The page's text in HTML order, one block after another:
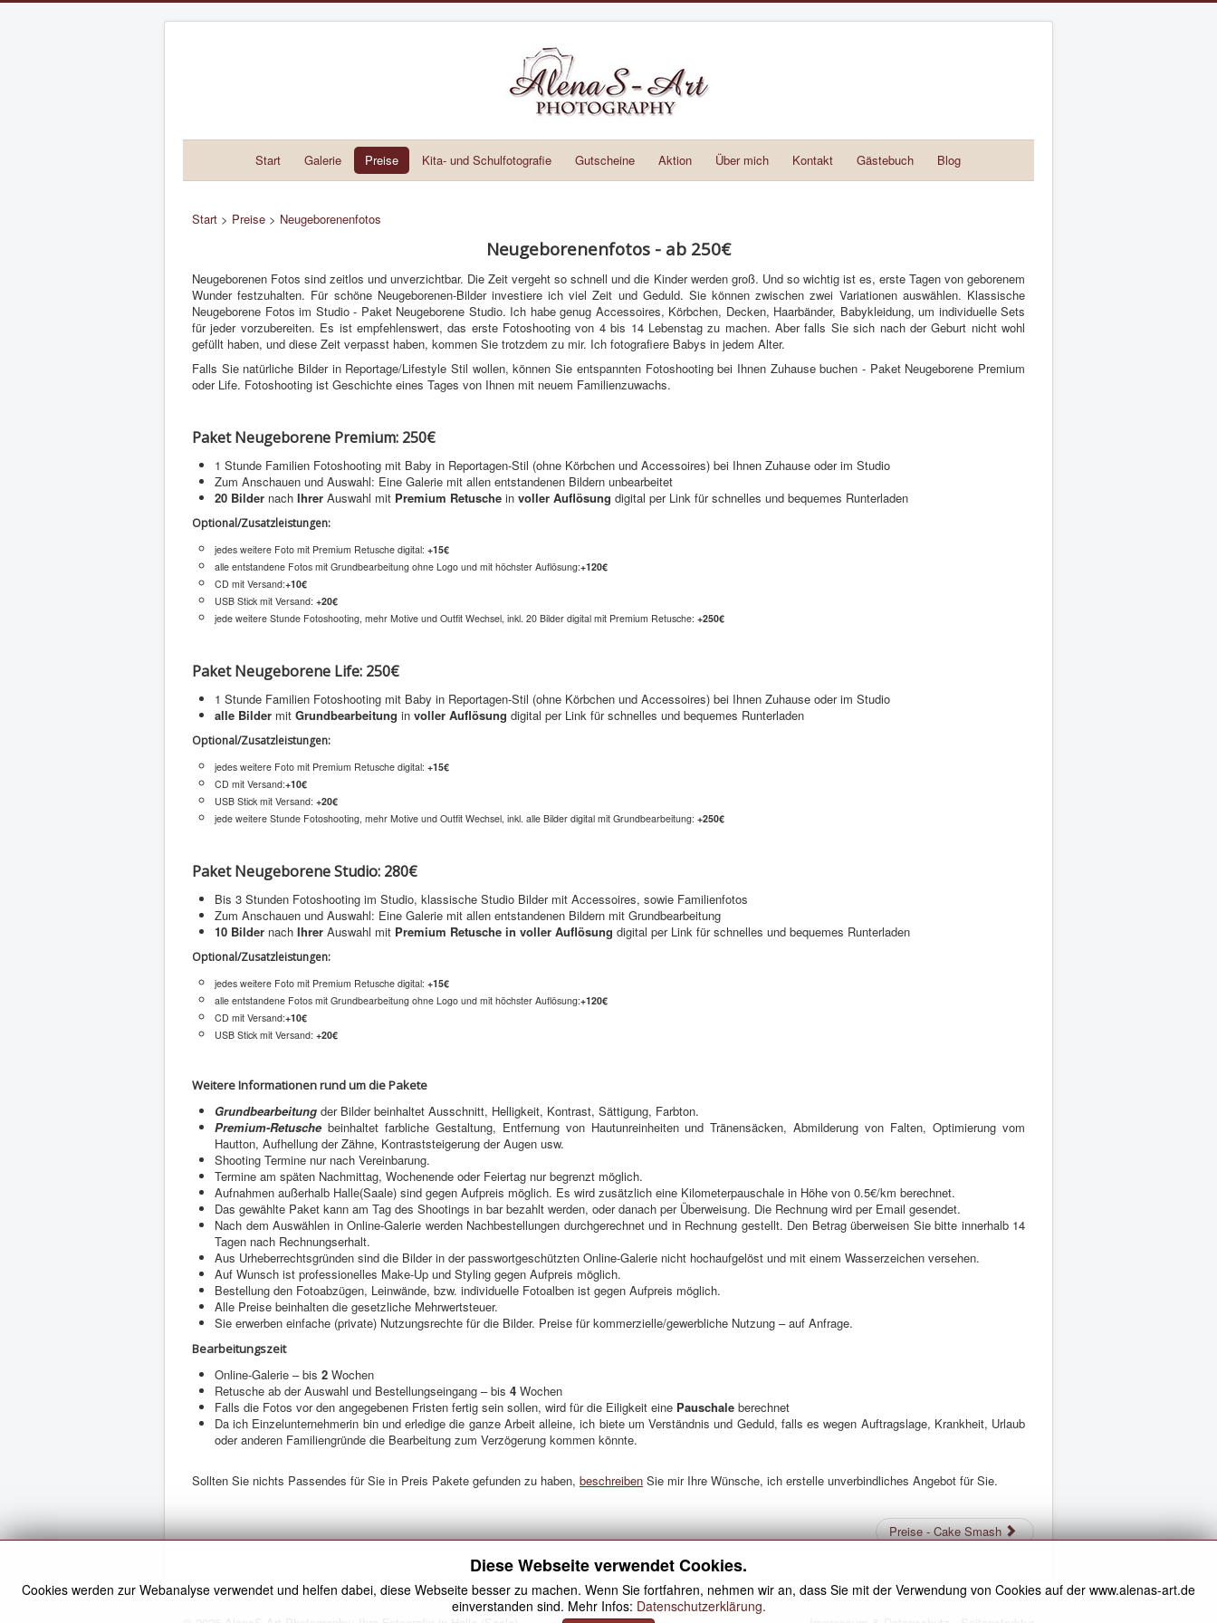
Start Galerie Preise Kita- und Schulfotografie Gutscheine Aktion Über mich Kontakt Gästebuch Blog
Start > Preise > Neugeborenenfotos
Neugeborenenfotos - ab 250€
Neugeborenen Fotos sind zeitlos und unverzichtbar. Die Zeit vergeht so schnell und die Kinder werden groß. Und so wichtig ist es, erste Tagen von geborenem
Wunder festzuhalten. Für schöne Neugeborenen-Bilder investiere ich viel Zeit und Geduld. Sie können zwischen zwei Variationen auswählen. Klassische
Neugeborene Fotos im Studio - Paket Neugeborene Studio. Ich habe genug Accessoires, Körbchen, Decken, Haarbänder, Babykleidung, um individuelle Sets
für jeder vorzubereiten. Es ist empfehlenswert, das erste Fotoshooting von 4 bis 14 Lebenstag zu machen. Aber falls Sie sich nach der Geburt nicht wohl
gefüllt haben, und diese Zeit verpasst haben, kommen Sie trotzdem zu mir. Ich fotografiere Babys in jedem Alter.
Falls Sie natürliche Bilder in Reportage/Lifestyle Stil wollen, können Sie entspannten Fotoshooting bei Ihnen Zuhause buchen - Paket Neugeborene Premium
oder Life. Fotoshooting ist Geschichte eines Tages von Ihnen mit neuem Familienzuwachs.
Paket Neugeborene Premium: 250€
1 Stunde Familien Fotoshooting mit Baby in Reportagen-Stil (ohne Körbchen und Accessoires) bei Ihnen Zuhause oder im Studio
Zum Anschauen und Auswahl: Eine Galerie mit allen entstandenen Bildern unbearbeitet
20 Bilder nach Ihrer Auswahl mit Premium Retusche in voller Auflösung digital per Link für schnelles und bequemes Runterladen
Optional/Zusatzleistungen:
jedes weitere Foto mit Premium Retusche digital: +15€
alle entstandene Fotos mit Grundbearbeitung ohne Logo und mit höchster Auflösung:+120€
CD mit Versand:+10€
USB Stick mit Versand: +20€
jede weitere Stunde Fotoshooting, mehr Motive und Outfit Wechsel, inkl. 20 Bilder digital mit Premium Retusche: +250€
Paket Neugeborene Life: 250€
1 Stunde Familien Fotoshooting mit Baby in Reportagen-Stil (ohne Körbchen und Accessoires) bei Ihnen Zuhause oder im Studio
alle Bilder mit Grundbearbeitung in voller Auflösung digital per Link für schnelles und bequemes Runterladen
Optional/Zusatzleistungen:
jedes weitere Foto mit Premium Retusche digital: +15€
CD mit Versand:+10€
USB Stick mit Versand: +20€
jede weitere Stunde Fotoshooting, mehr Motive und Outfit Wechsel, inkl. alle Bilder digital mit Grundbearbeitung: +250€
Paket Neugeborene Studio: 280€
Bis 3 Stunden Fotoshooting im Studio, klassische Studio Bilder mit Accessoires, sowie Familienfotos
Zum Anschauen und Auswahl: Eine Galerie mit allen entstandenen Bildern mit Grundbearbeitung
10 Bilder nach Ihrer Auswahl mit Premium Retusche in voller Auflösung digital per Link für schnelles und bequemes Runterladen
Optional/Zusatzleistungen:
jedes weitere Foto mit Premium Retusche digital: +15€
alle entstandene Fotos mit Grundbearbeitung ohne Logo und mit höchster Auflösung:+120€
CD mit Versand:+10€
USB Stick mit Versand: +20€
Weitere Informationen rund um die Pakete
Grundbearbeitung der Bilder beinhaltet Ausschnitt, Helligkeit, Kontrast, Sättigung, Farbton.
Premium-Retusche beinhaltet farbliche Gestaltung, Entfernung von Hautunreinheiten und Tränensäcken, Abmilderung von Falten, Optimierung vom
Hautton, Aufhellung der Zähne, Kontraststeigerung der Augen usw.
Shooting Termine nur nach Vereinbarung.
Termine am späten Nachmittag, Wochenende oder Feiertag nur begrenzt möglich.
Aufnahmen außerhalb Halle(Saale) sind gegen Aufpreis möglich. Es wird zusätzlich eine Kilometerpauschale in Höhe von 0.5€/km berechnet.
Das gewählte Paket kann am Tag des Shootings in bar bezahlt werden, oder danach per Überweisung. Die Rechnung wird per Email gesendet.
Nach dem Auswählen in Online-Galerie werden Nachbestellungen durchgerechnet und in Rechnung gestellt. Den Betrag überweisen Sie bitte innerhalb 14
Tagen nach Rechnungserhalt.
Aus Urheberrechtsgründen sind die Bilder in der passwortgeschützten Online-Galerie nicht hochaufgelöst und mit einem Wasserzeichen versehen.
Auf Wunsch ist professionelles Make-Up und Styling gegen Aufpreis möglich.
Bestellung den Fotoabzügen, Leinwände, bzw. individuelle Fotoalben ist gegen Aufpreis möglich.
Alle Preise beinhalten die gesetzliche Mehrwertsteuer.
Sie erwerben einfache (private) Nutzungsrechte für die Bilder. Preise für kommerzielle/gewerbliche Nutzung – auf Anfrage.
Bearbeitungszeit
Online-Galerie – bis 2 Wochen
Retusche ab der Auswahl und Bestellungseingang – bis 4 Wochen
Falls die Fotos vor den angegebenen Fristen fertig sein sollen, wird für die Eiligkeit eine Pauschale berechnet
Da ich Einzelunternehmerin bin und erledige die ganze Arbeit alleine, ich biete um Verständnis und Geduld, falls es wegen Auftragslage, Krankheit, Urlaub
oder anderen Familiengründe die Bearbeitung zum Verzögerung kommen könnte.
Sollten Sie nichts Passendes für Sie in Preis Pakete gefunden zu haben, beschreiben Sie mir Ihre Wünsche, ich erstelle unverbindliches Angebot für Sie.
Preise - Cake Smash
Diese Webseite verwendet Cookies.
Cookies werden zur Webanalyse verwendet und helfen dabei, diese Webseite besser zu machen. Wenn Sie fortfahren, nehmen wir an, dass Sie mit der Verwendung von Cookies auf der www.alenas-art.de
einverstanden sind. Mehr Infos: Datenschutzerklärung.